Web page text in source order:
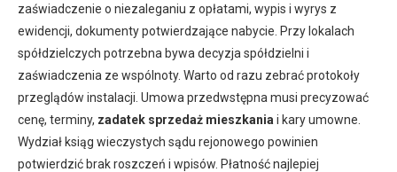
zaświadczenie o niezaleganiu z opłatami, wypis i wyrys z
ewidencji, dokumenty potwierdzające nabycie. Przy lokalach
spółdzielczych potrzebna bywa decyzja spółdzielni i
zaświadczenia ze wspólnoty. Warto od razu zebrać protokoły
przeglądów instalacji. Umowa przedwstępna musi precyzować
cenę, terminy, zadatek sprzedaż mieszkania i kary umowne.
Wydział ksiąg wieczystych sądu rejonowego powinien
potwierdzić brak roszczeń i wpisów. Płatność najlepiej